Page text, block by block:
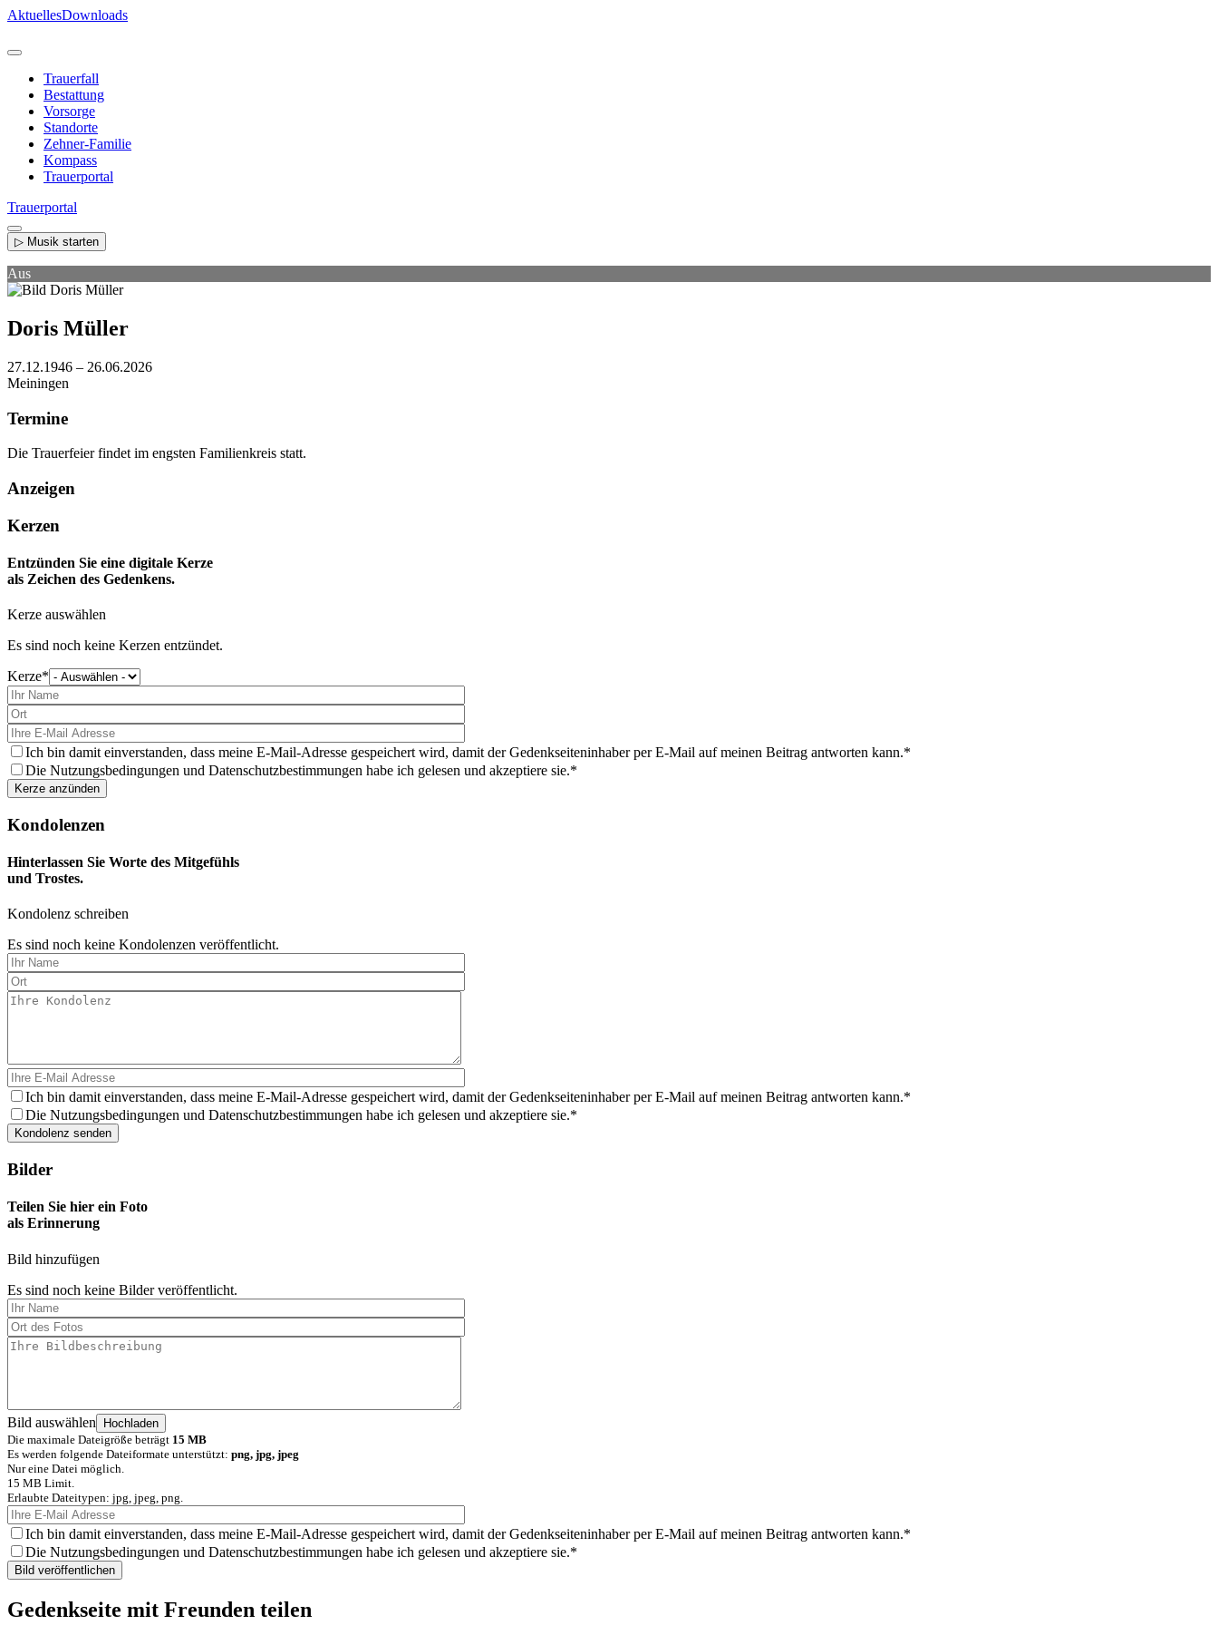
Direkt
Inhalt
AktuellesDownloads
Trauerfall
Bestattung
Vorsorge
Standorte
Zehner-Familie
Kompass
Trauerportal
Trauerportal
▷ Musik starten
Aus
Doris Müller
27.12.1946 – 26.06.2026
Meiningen
Termine
Die Trauerfeier findet im engsten Familienkreis statt.
Anzeigen
Kerzen
Entzünden Sie eine digitale Kerze
als Zeichen des Gedenkens.
Kerze auswählen
Es sind noch keine Kerzen entzündet.
Kerze
wählen
Sie
aus
Ich bin damit einverstanden, dass meine E-Mail-Adresse gespeichert wird, damit der Gedenkseiteninhaber per E-Mail auf meinen Beitrag antworten kann.
Die Nutzungsbedingungen und Datenschutzbestimmungen habe ich gelesen und akzeptiere sie.
Kondolenzen
Hinterlassen Sie Worte des Mitgefühls
und Trostes.
Kondolenz schreiben
Es sind noch keine Kondolenzen veröffentlicht.
Ich bin damit einverstanden, dass meine E-Mail-Adresse gespeichert wird, damit der Gedenkseiteninhaber per E-Mail auf meinen Beitrag antworten kann.
Die Nutzungsbedingungen und Datenschutzbestimmungen habe ich gelesen und akzeptiere sie.
Bilder
Teilen Sie hier ein Foto
als Erinnerung
Bild hinzufügen
Es sind noch keine Bilder veröffentlicht.
Bild auswählen
Die maximale Dateigröße beträgt 15 MB
Es werden folgende Dateiformate unterstützt: png, jpg, jpeg
Nur eine Datei möglich.
15 MB Limit.
Erlaubte Dateitypen: jpg, jpeg, png.
Ich bin damit einverstanden, dass meine E-Mail-Adresse gespeichert wird, damit der Gedenkseiteninhaber per E-Mail auf meinen Beitrag antworten kann.
Die Nutzungsbedingungen und Datenschutzbestimmungen habe ich gelesen und akzeptiere sie.
Gedenkseite mit Freunden teilen